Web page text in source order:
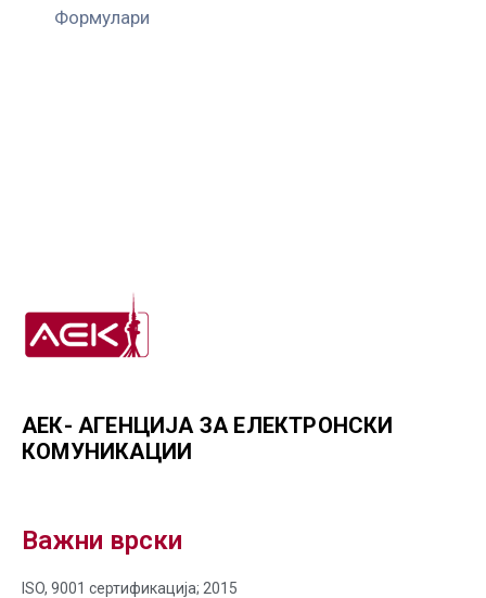
Формулари
АЕК- АГЕНЦИЈА ЗА ЕЛЕКТРОНСКИ
КОМУНИКАЦИИ
Важни врски
ISO, 9001 сертификација; 2015